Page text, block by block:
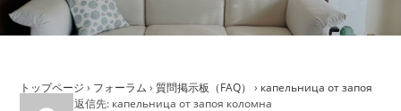
プ
トップページ › フォーラム › 質問掲示板（FAQ） › капельница от запоя
返信先: капельница от запоя коломна